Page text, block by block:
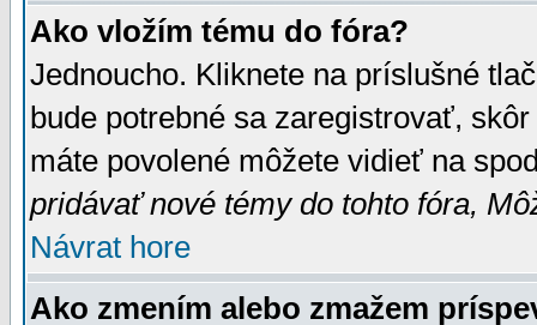
Ako vložím tému do fóra?
Jednoucho. Kliknete na príslušné
bude potrebné sa zaregistrovať,
máte povolené môžete vidieť na
pridávať nové témy do tohto fóra,
Návrat hore
Ako zmením alebo zmažem